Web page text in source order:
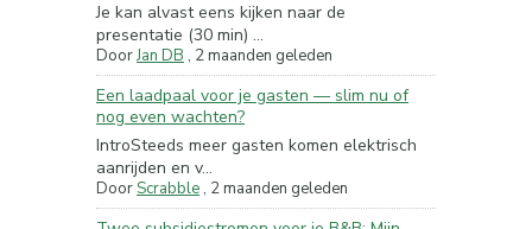
Je kan alvast eens kijken naar de
presentatie (30 min) ...
DoorJan DB , 2 maanden geleden
Een laadpaal voor je gasten — slim nu of
nog even wachten?
IntroSteeds meer gasten komen elektrisch
aanrijden en v...
DoorScrabble , 2 maanden geleden